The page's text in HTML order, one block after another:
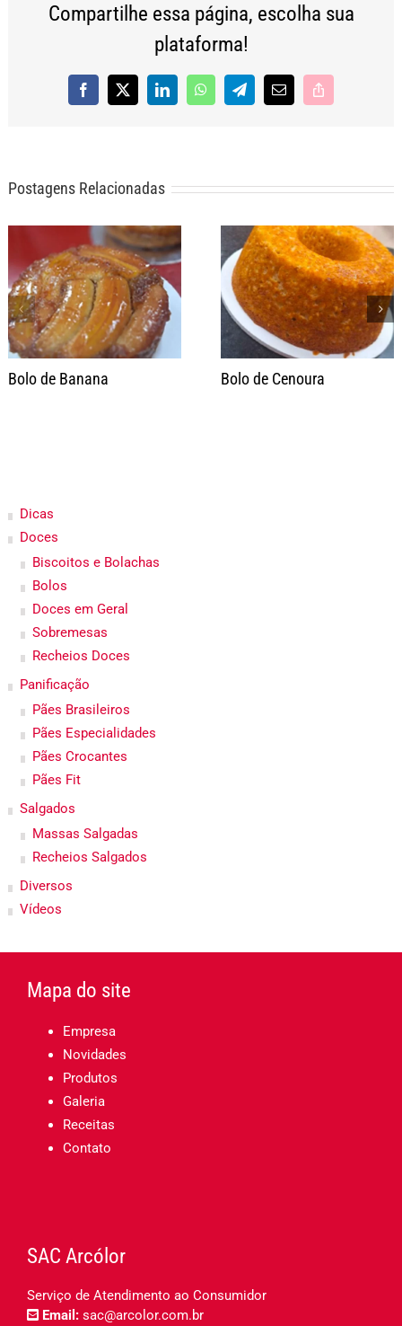
Compartilhe essa página, escolha sua
plataforma!
Facebook
X LinkedInWhatsAppTelegram
E-
Copy
Postagens Relacionadas
Bolo de Banana Bolo de Cenoura
Dicas
Doces
Biscoitos e Bolachas
Bolos
Doces em Geral
Sobremesas
Recheios Doces
Panificação
Pães Brasileiros
Pães Especialidades
Pães Crocantes
Pães Fit
Salgados
Massas Salgadas
Recheios Salgados
Diversos
Vídeos
Mapa do site
Empresa
Novidades
Produtos
Galeria
Receitas
Contato
SAC Arcólor
Serviço de Atendimento ao Consumidor
Email: sac@arcolor.com.br